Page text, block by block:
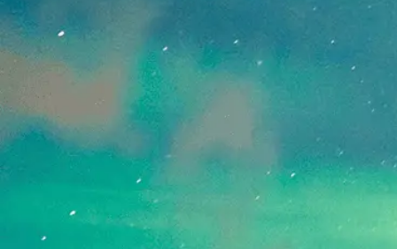
[!% if (image.url!="") { %] [!% } %]
[%article_date_notime_dot%]
[%new:New%]